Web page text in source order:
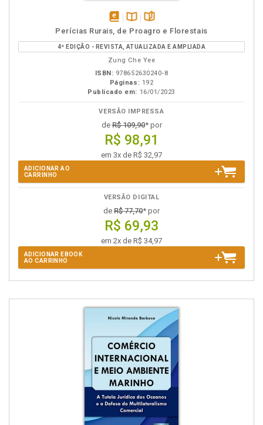
disponível
em
eBook
Disponível
na
B.V.
páginas
Perícias Rurais, de Proagro e Florestais
4ª EDIÇÃO - REVISTA, ATUALIZADA E AMPLIADA
Zung Che Yee
ISBN: 978652630240-8
Páginas: 192
Publicado em: 16/01/2023
VERSÃO IMPRESSA
deR$ 109,90* por
R$ 98,91
em 3x de R$ 32,97
ADICIONAR AO
CARRINHO
VERSÃO DIGITAL
de R$ 77,70* por
R$ 69,93
em 2x de R$ 34,97
ADICIONAR EBOOK
AO CARRINHO